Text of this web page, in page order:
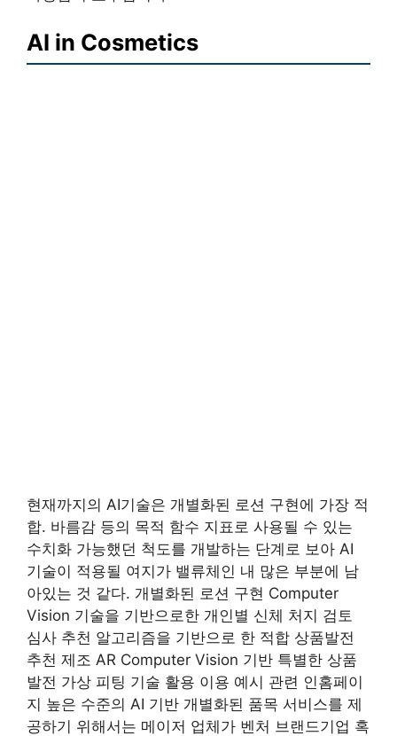
AI in Cosmetics
현재까지의 AI기술은 개별화된 로션 구현에 가장 적
합. 바름감 등의 목적 함수 지표로 사용될 수 있는
수치화 가능했던 척도를 개발하는 단계로 보아 AI
기술이 적용될 여지가 밸류체인 내 많은 부분에 남
아있는 것 같다. 개별화된 로션 구현 Computer
Vision 기술을 기반으로한 개인별 신체 처지 검토
심사 추천 알고리즘을 기반으로 한 적합 상품발전
추천 제조 AR Computer Vision 기반 특별한 상품
발전 가상 피팅 기술 활용 이용 예시 관련 인홈페이
지 높은 수준의 AI 기반 개별화된 품목 서비스를 제
공하기 위해서는 메이저 업체가 벤처 브랜드기업 혹